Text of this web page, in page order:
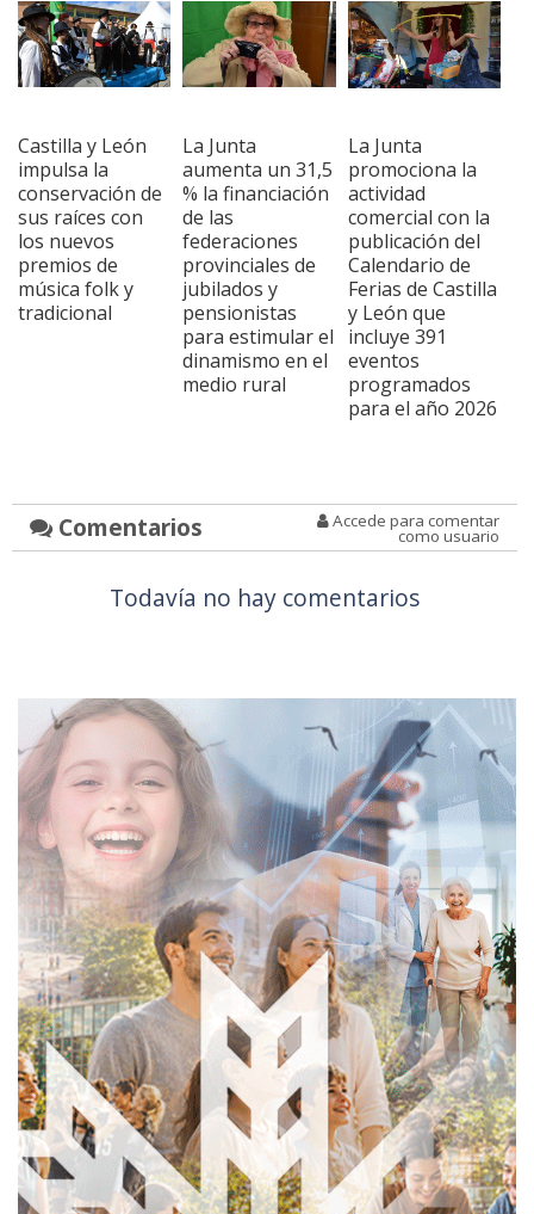
Castilla y León
impulsa la
conservación de
sus raíces con
los nuevos
premios de
música folk y
tradicional
La Junta
aumenta un 31,5
% la financiación
de las
federaciones
provinciales de
jubilados y
pensionistas
para estimular el
dinamismo en el
medio rural
La Junta
promociona la
actividad
comercial con la
publicación del
Calendario de
Ferias de Castilla
y León que
incluye 391
eventos
programados
para el año 2026
Comentarios Accede para comentar
como usuario
Todavía no hay comentarios